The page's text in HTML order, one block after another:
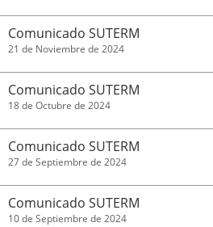
Comunicado SUTERM
21 de Noviembre de 2024
Comunicado SUTERM
18 de Octubre de 2024
Comunicado SUTERM
27 de Septiembre de 2024
Comunicado SUTERM
10 de Septiembre de 2024